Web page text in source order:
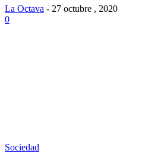
La Octava - 27 octubre , 2020
0
Sociedad